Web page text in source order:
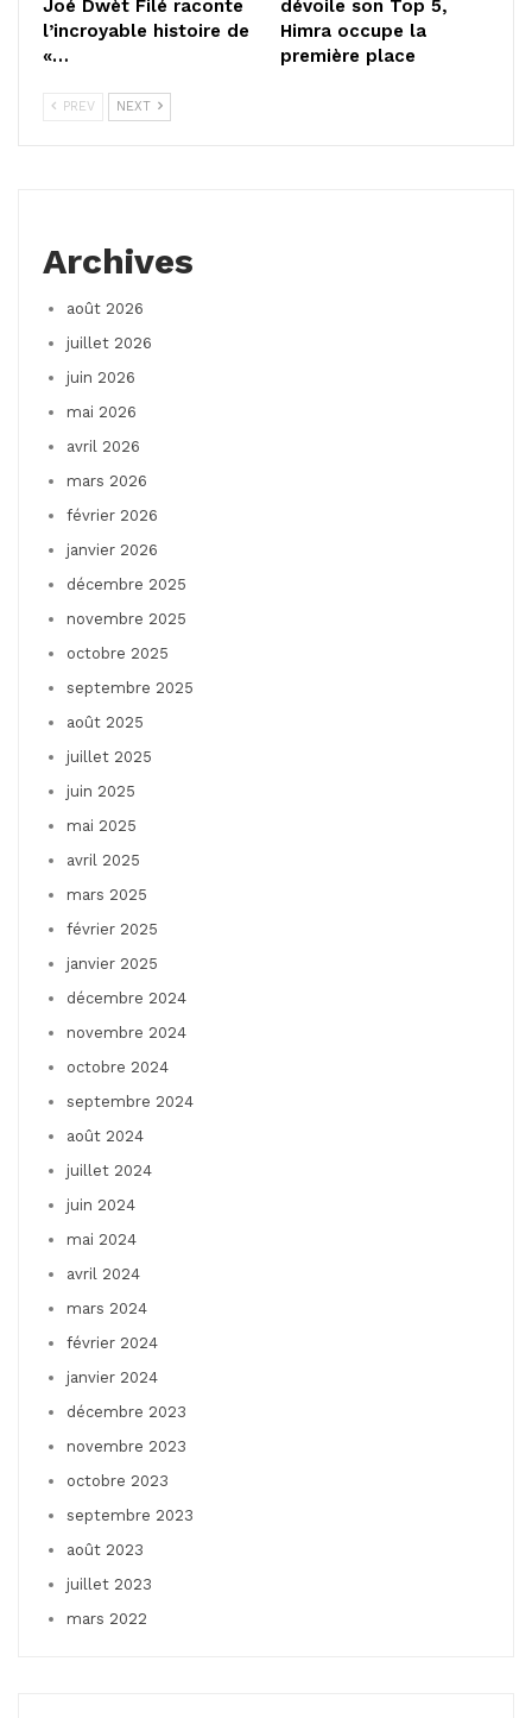
Joé Dwèt Filé raconte
l’incroyable histoire de
«…
dévoile son Top 5,
Himra occupe la
première place
PREV NEXT
Archives
août 2026
juillet 2026
juin 2026
mai 2026
avril 2026
mars 2026
février 2026
janvier 2026
décembre 2025
novembre 2025
octobre 2025
septembre 2025
août 2025
juillet 2025
juin 2025
mai 2025
avril 2025
mars 2025
février 2025
janvier 2025
décembre 2024
novembre 2024
octobre 2024
septembre 2024
août 2024
juillet 2024
juin 2024
mai 2024
avril 2024
mars 2024
février 2024
janvier 2024
décembre 2023
novembre 2023
octobre 2023
septembre 2023
août 2023
juillet 2023
mars 2022